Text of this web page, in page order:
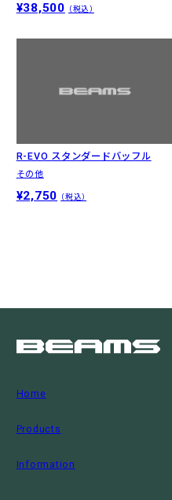
¥38,500 （税込）
R-EVO スタンダードバッフル
その他
¥2,750 （税込）
Home
Products
Information